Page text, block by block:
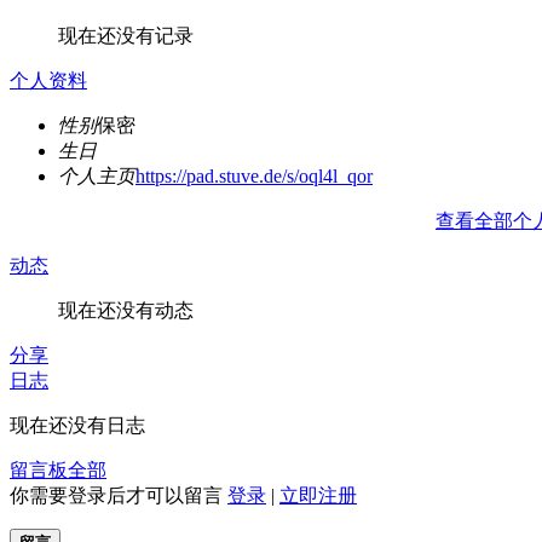
现在还没有记录
个人资料
性别保密
生日
个人主页https://pad.stuve.de/s/oql4l_qor
查看全部个
动态
现在还没有动态
分享
日志
现在还没有日志
留言板全部
你需要登录后才可以留言 登录 | 立即注册